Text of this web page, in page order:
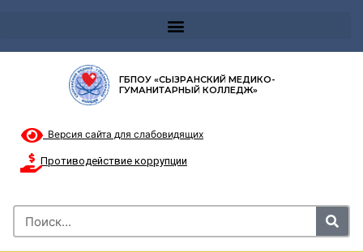
ГБПОУ «СЫЗРАНСКИЙ МЕДИКО-
ГУМАНИТАРНЫЙ КОЛЛЕДЖ»
Версия сайта для слабовидящих
Противодействие коррупции